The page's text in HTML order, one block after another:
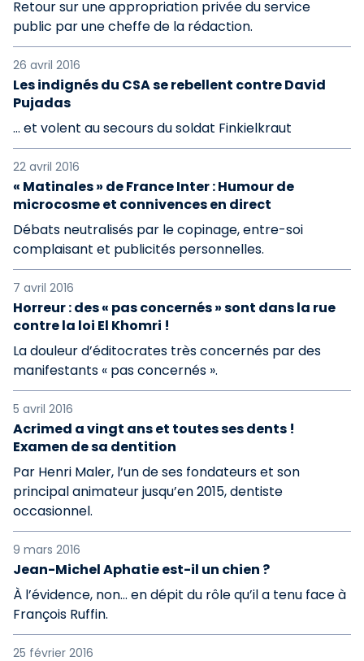
Retour sur une appropriation privée du service
public par une cheffe de la rédaction.
26 avril 2016
Les indignés du CSA se rebellent contre David
Pujadas
… et volent au secours du soldat Finkielkraut
22 avril 2016
« Matinales » de France Inter : Humour de
microcosme et connivences en direct
Débats neutralisés par le copinage, entre-soi
complaisant et publicités personnelles.
7 avril 2016
Horreur : des « pas concernés » sont dans la rue
contre la loi El Khomri !
La douleur d’éditocrates très concernés par des
manifestants « pas concernés ».
5 avril 2016
Acrimed a vingt ans et toutes ses dents !
Examen de sa dentition
Par Henri Maler, l’un de ses fondateurs et son
principal animateur jusqu’en 2015, dentiste
occasionnel.
9 mars 2016
Jean-Michel Aphatie est-il un chien ?
À l’évidence, non… en dépit du rôle qu’il a tenu face à
François Ruffin.
25 février 2016